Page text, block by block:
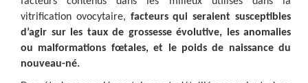
vitrification ovocytaire, facteurs qui seraient susceptibles
d’agir sur les taux de grossesse évolutive, les anomalies
ou malformations fœtales, et le poids de naissance du
nouveau-né.